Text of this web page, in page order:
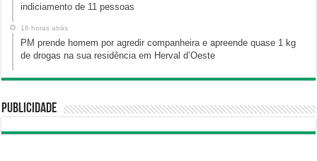
indiciamento de 11 pessoas
16 horas atrás
PM prende homem por agredir companheira e apreende quase 1 kg
de drogas na sua residência em Herval d’Oeste
Publicidade